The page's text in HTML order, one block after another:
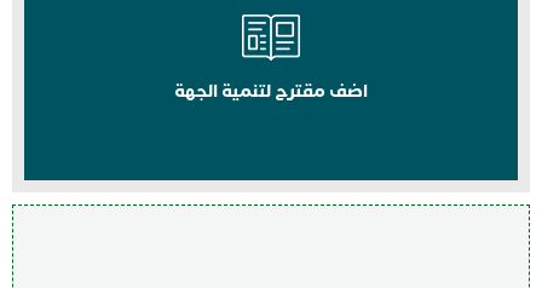
اضف مقترح لتنمية الجهة